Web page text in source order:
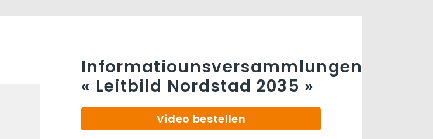
Informatiounsversammlungen
« Leitbild Nordstad 2035 »
Video bestellen